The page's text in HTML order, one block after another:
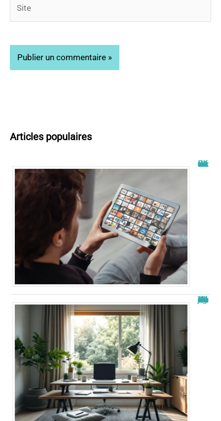
Articles populaires
Wiflix nouvelle adresse : découvrez les dernières informations
Nouvelle adresse de zone de téléchargement : Guide 2026 à jour